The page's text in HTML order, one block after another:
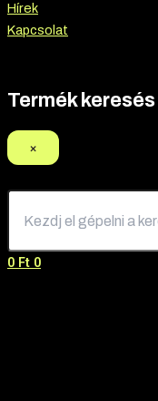
Hírek
Kapcsolat
Termék keresés
×
0 Ft 0